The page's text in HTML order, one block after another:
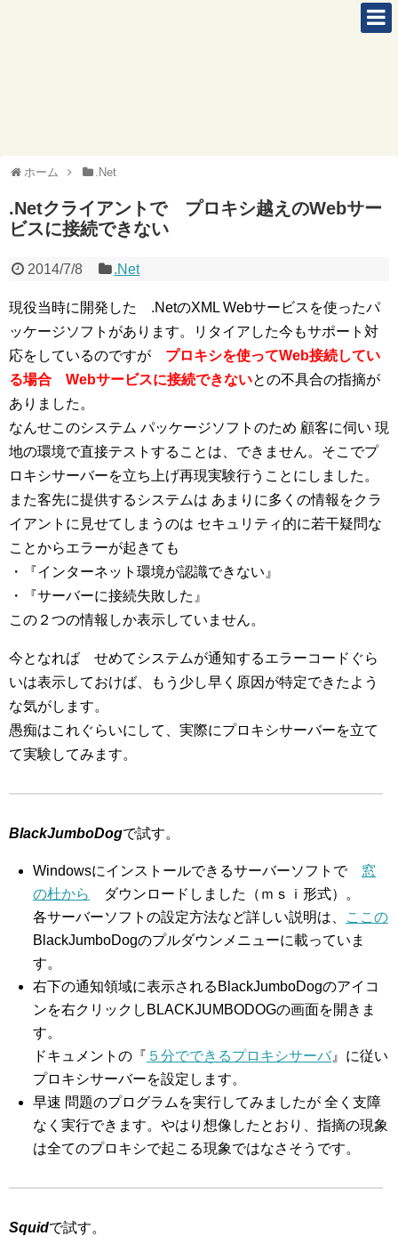
ホーム .Net
.Netクライアントで プロキシ越えのWebサー
ビスに接続できない
2014/7/8 .Net
現役当時に開発した .NetのXML Webサービスを使ったパ
ッケージソフトがあります。リタイアした今もサポート対
応をしているのですが プロキシを使ってWeb接続してい
る場合 Webサービスに接続できないとの不具合の指摘が
ありました。
なんせこのシステム パッケージソフトのため 顧客に伺い 現
地の環境で直接テストすることは、できません。そこでプ
ロキシサーバーを立ち上げ再現実験行うことにしました。
また客先に提供するシステムは あまりに多くの情報をクラ
イアントに見せてしまうのは セキュリティ的に若干疑問な
ことからエラーが起きても
・『インターネット環境が認識できない』
・『サーバーに接続失敗した』
この２つの情報しか表示していません。
今となれば せめてシステムが通知するエラーコードぐら
いは表示しておけば、もう少し早く原因が特定できたよう
な気がします。
愚痴はこれぐらいにして、実際にプロキシサーバーを立て
て実験してみます。
BlackJumboDogで試す。
Windowsにインストールできるサーバーソフトで 窓
の杜から
ダウンロードしました（ｍｓｉ形式）。
各サーバーソフトの設定方法など詳しい説明は、
ここの
BlackJumboDogのプルダウンメニューに載っていま
す。
右下の通知領域に表示されるBlackJumboDogのアイコ
ンを右クリックしBLACKJUMBODOGの画面を開きま
す。
ドキュメントの『 ５分でできるプロキシサーバ』に従い
プロキシサーバーを設定します。
早速 問題のプログラムを実行してみましたが 全く支障
なく実行できます。やはり想像したとおり、指摘の現象
は全てのプロキシで起こる現象ではなさそうです。
Squidで試す。